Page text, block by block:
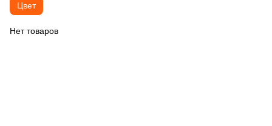
Цвет
Нет товаров